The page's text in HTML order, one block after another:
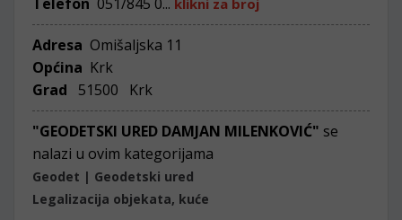
klikni za broj
Adresa Omišaljska 11
Općina Krk
Grad
51500 Krk
"GEODETSKI URED DAMJAN MILENKOVIĆ" se
nalazi u ovim kategorijama
Geodet | Geodetski ured
Legalizacija objekata, kuće